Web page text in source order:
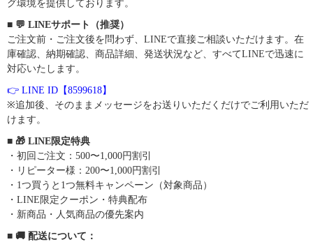
グ環境を提供しております。
■ 💬 LINEサポート（推奨）
ご注文前・ご注文後を問わず、LINEで直接ご相談いただけます。在
庫確認、納期確認、商品詳細、発送状況など、すべてLINEで迅速に
対応いたします。
👉 LINE ID【8599618】
※追加後、そのままメッセージをお送りいただくだけでご利用いただ
けます。
■ 🎁 LINE限定特典
・初回ご注文：500〜1,000円割引
・リピーター様：200〜1,000円割引
・1つ買うと1つ無料キャンペーン（対象商品）
・LINE限定クーポン・特典配布
・新商品・人気商品の優先案内
■ 🚚 配送について：